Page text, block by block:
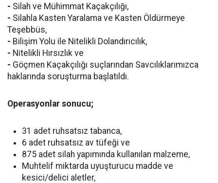
- Silah ve Mühimmat Kaçakçılığı,
- Silahla Kasten Yaralama ve Kasten Öldürmeye
Teşebbüs,
- Bilişim Yolu ile Nitelikli Dolandırıcılık,
- Nitelikli Hırsızlık ve
- Göçmen Kaçakçılığı suçlarından Savcılıklarımızca
haklarında soruşturma başlatıldı.
Operasyonlar sonucu;
31 adet ruhsatsız tabanca,
6 adet ruhsatsız av tüfeği ve
875 adet silah yapımında kullanılan malzeme,
Muhtelif miktarda uyuşturucu madde ve
kesici/delici aletler,